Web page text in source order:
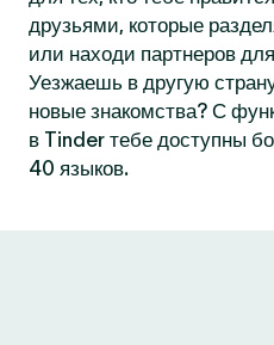
друзьями, которые
или находи партнеров
Уезжаешь в другую
новые знакомства? С
в Tinder тебе доступны
40 языков.